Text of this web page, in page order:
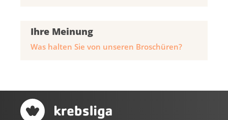
Ihre Meinung
Was halten Sie von unseren Broschüren?